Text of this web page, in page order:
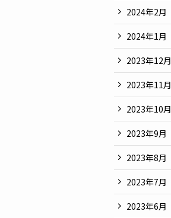
2024年2月
2024年1月
2023年12月
2023年11月
2023年10月
2023年9月
2023年8月
2023年7月
2023年6月